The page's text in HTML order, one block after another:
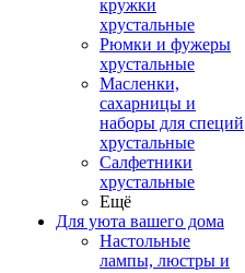
кружки
хрустальные
Рюмки и фужеры
хрустальные
Масленки,
сахарницы и
наборы для специй
хрустальные
Салфетники
хрустальные
Ещё
Для уюта вашего дома
Настольные
лампы, люстры и